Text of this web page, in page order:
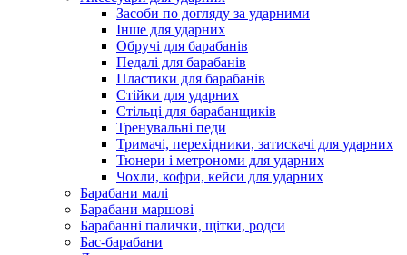
Засоби по догляду за ударними
Інше для ударних
Обручі для барабанів
Педалі для барабанів
Пластики для барабанів
Стійки для ударних
Стільці для барабанщиків
Тренувальні педи
Тримачі, перехідники, затискачі для ударних
Тюнери і метрономи для ударних
Чохли, кофри, кейси для ударних
Барабани малі
Барабани маршові
Барабанні палички, щітки, родси
Бас-барабани